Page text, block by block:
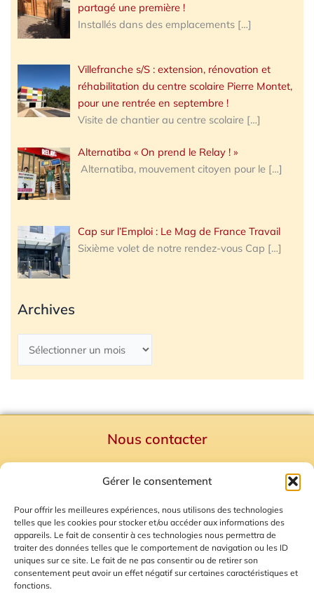
Gérer le consentement
Pour offrir les meilleures expériences, nous utilisons des technologies
telles que les cookies pour stocker et/ou accéder aux informations des
appareils. Le fait de consentir à ces technologies nous permettra de
traiter des données telles que le comportement de navigation ou les ID
uniques sur ce site. Le fait de ne pas consentir ou de retirer son
consentement peut avoir un effet négatif sur certaines caractéristiques et
fonctions.
partagé une première !
Installés dans des emplacements […]
Villefranche s/S : extension, rénovation et
réhabilitation du centre scolaire Pierre Montet,
pour une rentrée en septembre !
Visite de chantier au centre scolaire […]
Alternatiba « On prend le Relay ! »
Alternatiba, mouvement citoyen pour le […]
Cap sur l’Emploi : Le Mag de France Travail
Sixième volet de notre rendez-vous Cap […]
Archives
Nous contacter
Mentions Légales
Plan du site
Gestion des Cookies